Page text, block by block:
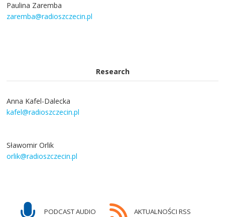
Paulina Zaremba
zaremba@radioszczecin.pl
Research
Anna Kafel-Dalecka
kafel@radioszczecin.pl
Sławomir Orlik
orlik@radioszczecin.pl
PODCAST AUDIO AKTUALNOŚCI RSS